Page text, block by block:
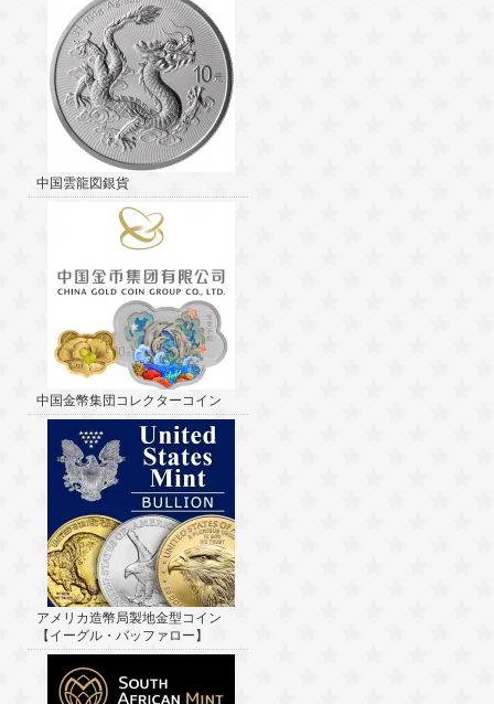
中国雲龍図銀貨
中国金幣集団コレクターコイン
アメリカ造幣局製地金型コイン
【イーグル・バッファロー】